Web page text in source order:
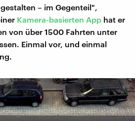
– im Gegenteil",
Kamera-basierten App hat er
von über 1500 Fahrten unter
Einmal vor, und einmal